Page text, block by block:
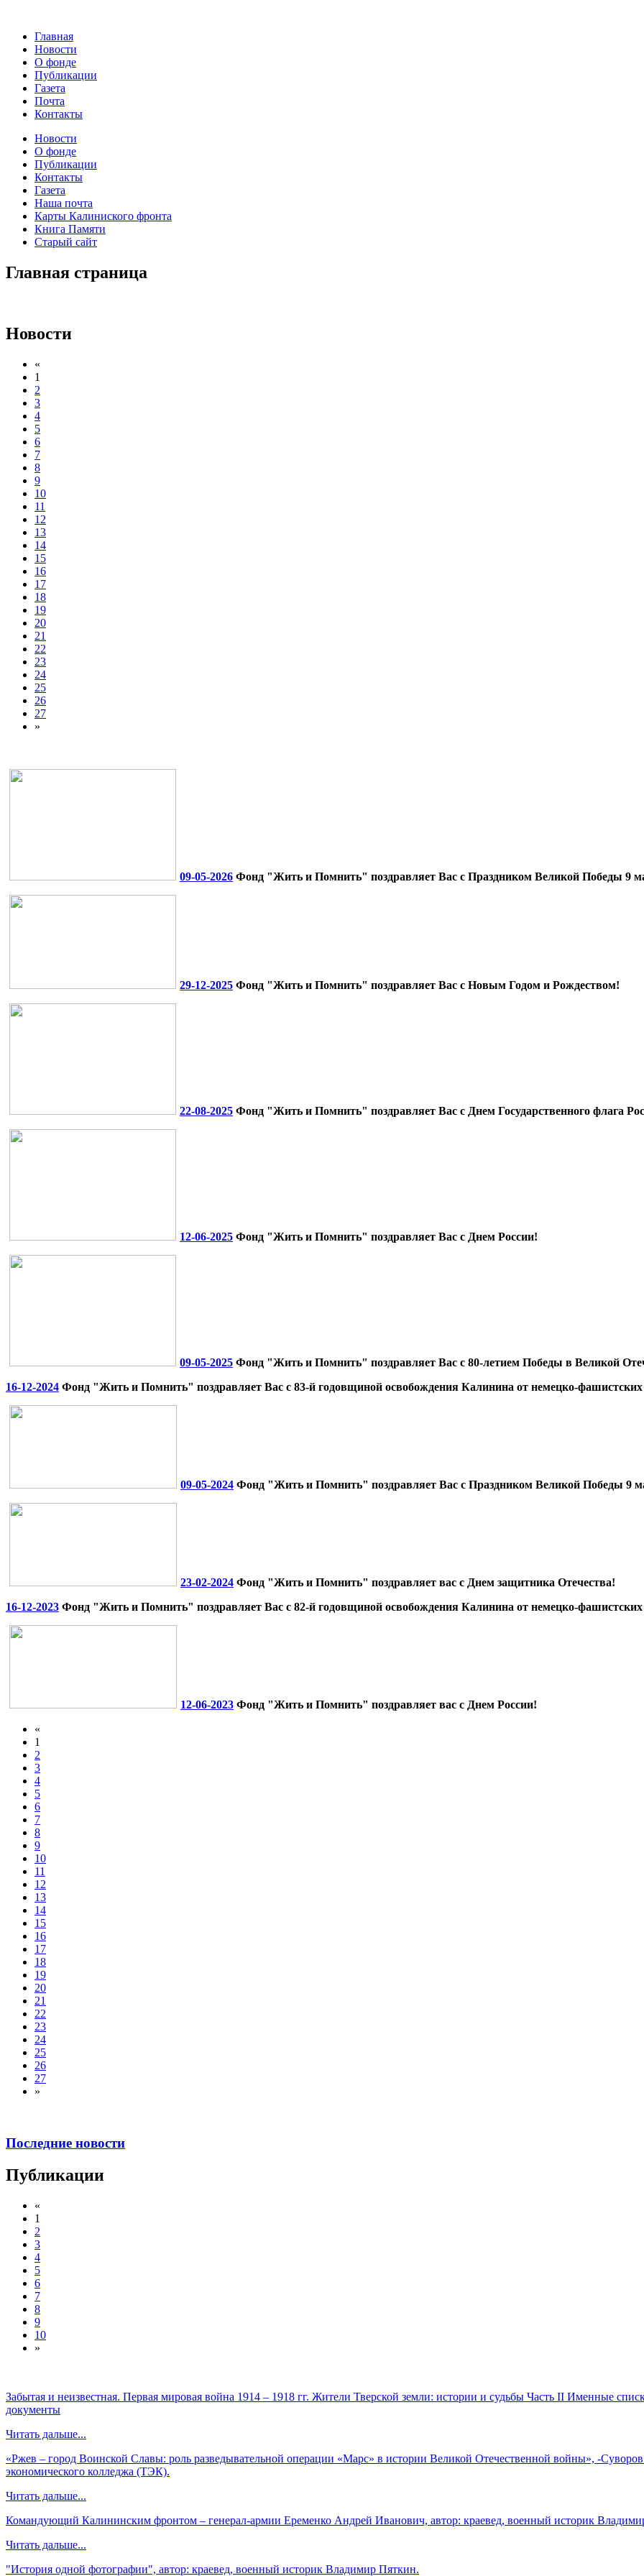
Главная
Новости
О фонде
Публикации
Газета
Почта
Контакты
Новости
О фонде
Публикации
Контакты
Газета
Наша почта
Карты Калиниского фронта
Книга Памяти
Старый сайт
Главная страница
Новости
«
1
2
3
4
5
6
7
8
9
10
11
12
13
14
15
16
17
18
19
20
21
22
23
24
25
26
27
»
09-05-2026 Фонд "Жить и Помнить" поздравляет Вас с Праздником Великой Победы 9
29-12-2025 Фонд "Жить и Помнить" поздравляет Вас с Новым Годом и Рождеством!
22-08-2025 Фонд "Жить и Помнить" поздравляет Вас с Днем Государственного флага
12-06-2025 Фонд "Жить и Помнить" поздравляет Вас с Днем России!
09-05-2025 Фонд "Жить и Помнить" поздравляет Вас с 80-летием Победы в Великой
16-12-2024 Фонд "Жить и Помнить" поздравляет Вас с 83-й годовщиной освобождения Калинина от немецко-фашистских
09-05-2024 Фонд "Жить и Помнить" поздравляет Вас с Праздником Великой Победы 9
23-02-2024 Фонд "Жить и Помнить" поздравляет вас с Днем защитника Отечества!
16-12-2023 Фонд "Жить и Помнить" поздравляет Вас с 82-й годовщиной освобождения Калинина от немецко-фашистских
12-06-2023 Фонд "Жить и Помнить" поздравляет вас с Днем России!
«
1
2
3
4
5
6
7
8
9
10
11
12
13
14
15
16
17
18
19
20
21
22
23
24
25
26
27
»
Последние новости
Публикации
«
1
2
3
4
5
6
7
8
9
10
»
Забытая и неизвестная. Первая мировая война 1914 – 1918 гг. Жители Тверской земли: истории и судьбы Часть II Именные
документы
Читать дальше...
«Ржев – город Воинской Славы: роль разведывательной операции «Марс» в истории Великой Отечественной войны», -
экономического колледжа (ТЭК).
Читать дальше...
Командующий Калининским фронтом – генерал-армии Еременко Андрей Иванович, автор: краевед, военный историк
Читать дальше...
"История одной фотографии", автор: краевед, военный историк Владимир Пяткин.